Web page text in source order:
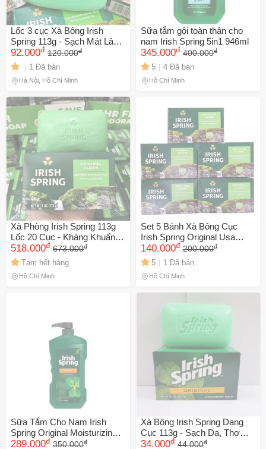
Lốc 3 cục Xà Bông Irish
Spring 113g - Sạch Mát Lâu
Dài, Chăm Sóc Da Từ Thiên
Nhiên, Mùi Hương Tươi Mát,
Phù Hợp Mọi Loại Da
92.000đ 120.000đ
1 Đã bán
Hà Nội, Hồ Chí Minh
Sữa tắm gội toàn thân cho
nam Irish Spring 5in1 946ml
345.000đ 400.000đ
5 4 Đã bán
Hồ Chí Minh
Xà Phòng Irish Spring 113g
Lốc 20 Cục - Kháng Khuẩn,
Thơm Lâu Cho Nam Giới -
Sản Phẩm Chăm Sóc Cá
Nhân Chất Lượng
518.000đ 673.000đ
Tạm hết hàng
Hồ Chí Minh
Set 5 Bánh Xà Bông Cục
Irish Spring Original Usa
Hương Dịu Nhẹ
140.000đ 200.000đ
5 1 Đã bán
Hồ Chí Minh
Sữa Tắm Cho Nam Irish
Spring Original Moisturizing
946ml
289.000đ 350.000đ
Xà Bông Irish Spring Dạng
Cục 113g - Sạch Da, Thơm
Lâu - Mỹ Phẩm Chăm Sóc
34.000đ 44.000đ